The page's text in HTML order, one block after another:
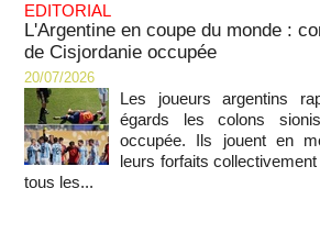
EDITORIAL
L'Argentine en coupe du monde :
de Cisjordanie occupée
20/07/2026
Les joueurs argentins
égards les colons
occupée. Ils jouent en
leurs forfaits
tous les...